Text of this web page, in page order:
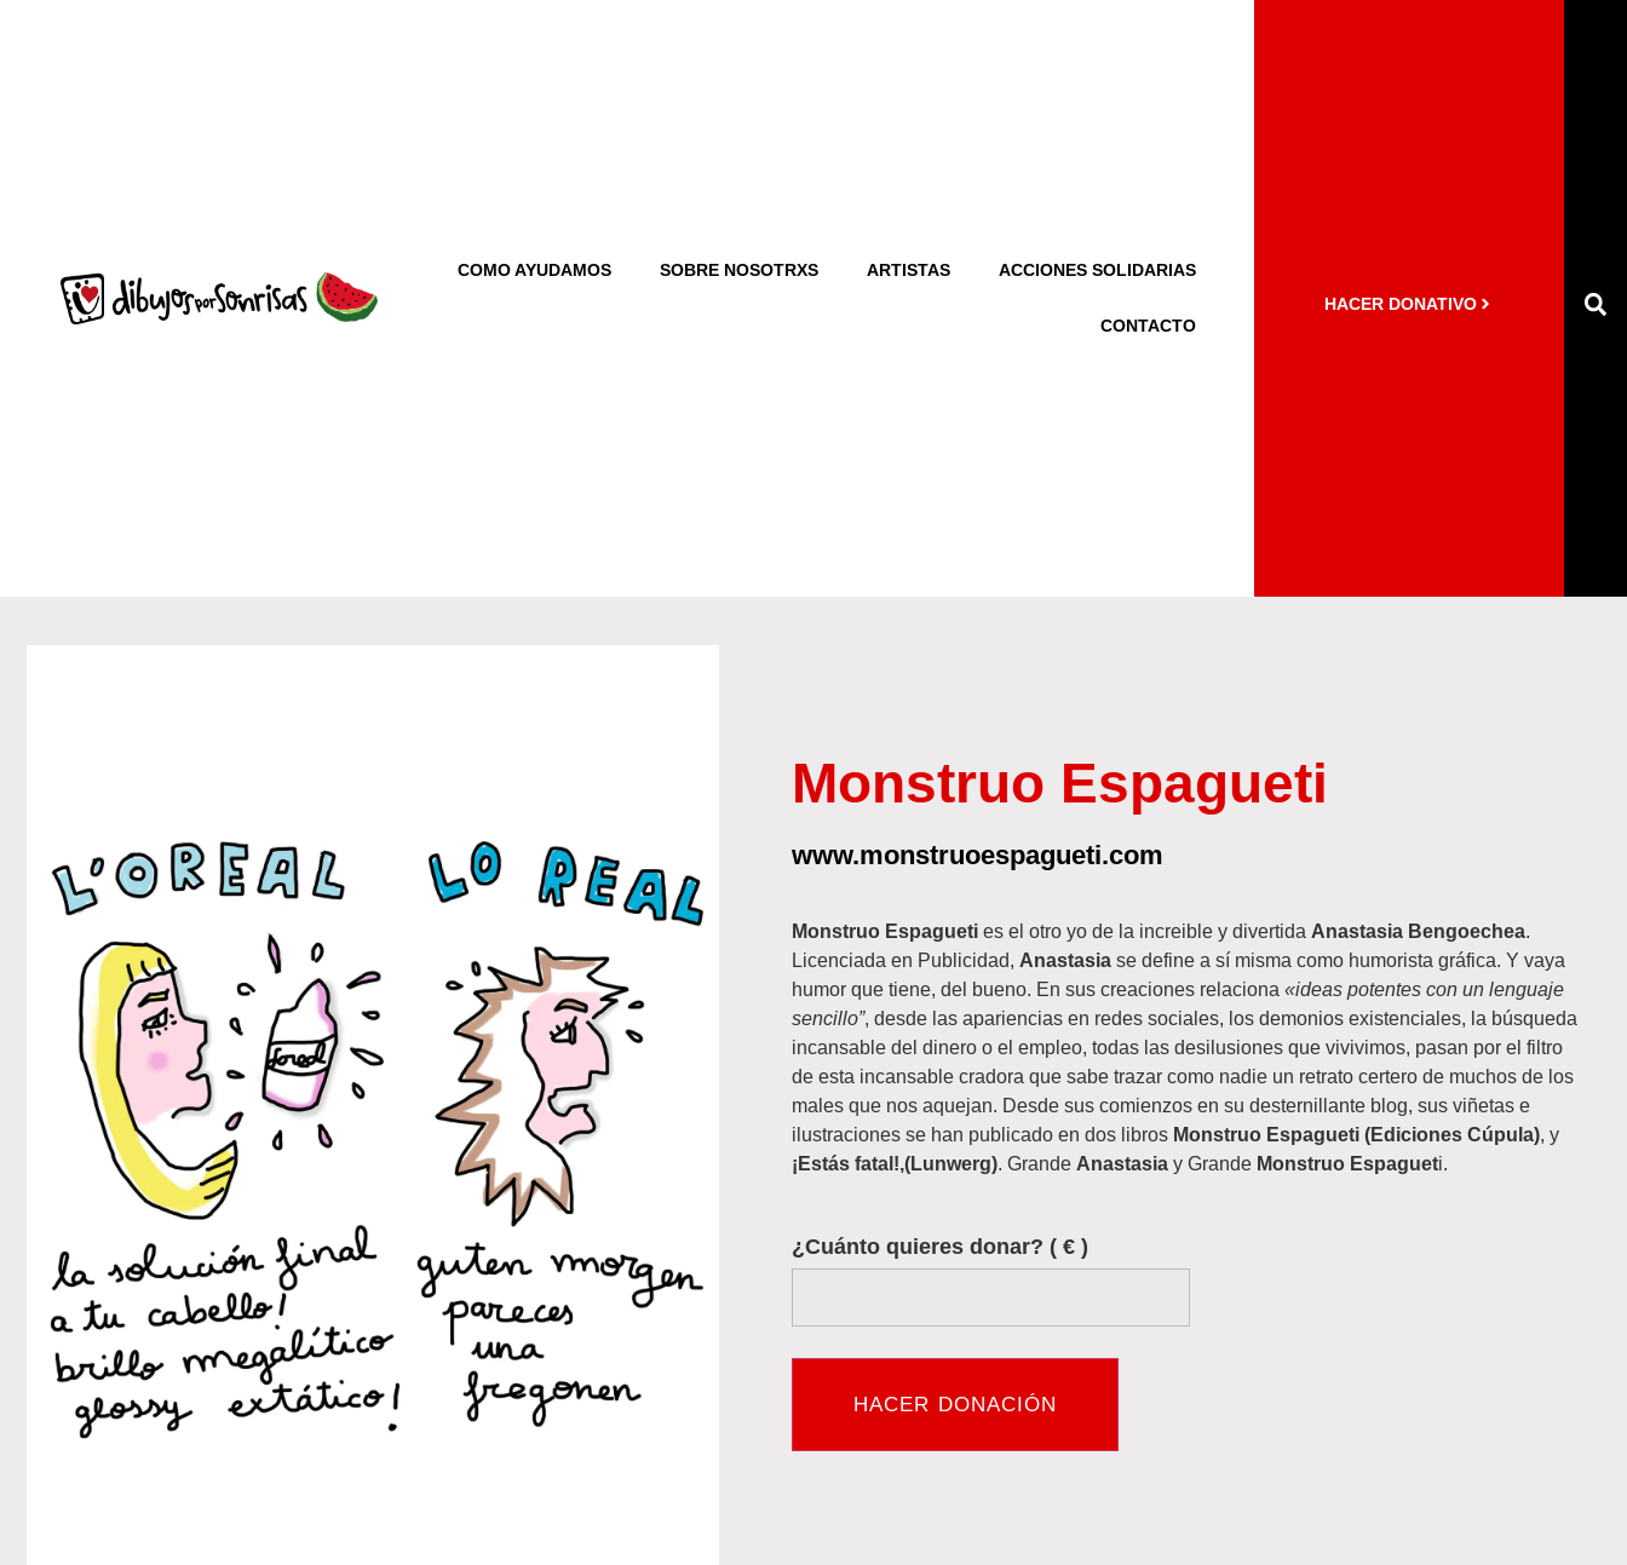
COMO AYUDAMOS SOBRE NOSOTRXS ARTISTAS ACCIONES SOLIDARIAS
CONTACTO
HACER DONATIVO
Monstruo Espagueti
www.monstruoespagueti.com
Monstruo Espagueti es el otro yo de la increible y divertida Anastasia Bengoechea.
Licenciada en Publicidad, Anastasia se define a sí misma como humorista gráfica. Y vaya
humor que tiene, del bueno. En sus creaciones relaciona «ideas potentes con un lenguaje
sencillo”, desde las apariencias en redes sociales, los demonios existenciales, la búsqueda
incansable del dinero o el empleo, todas las desilusiones que vivivimos, pasan por el filtro
de esta incansable cradora que sabe trazar como nadie un retrato certero de muchos de los
males que nos aquejan. Desde sus comienzos en su desternillante blog, sus viñetas e
ilustraciones se han publicado en dos libros Monstruo Espagueti (Ediciones Cúpula), y
¡Estás fatal!,(Lunwerg). Grande Anastasia y Grande Monstruo Espagueti.
¿Cuánto quieres donar? ( € )
HACER DONACIÓN